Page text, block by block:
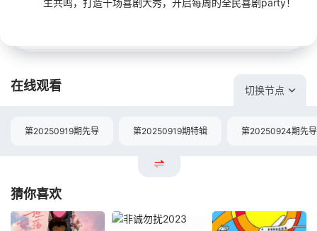
在线观看 切换节点
第20250919期先导 第20250919期特辑 第20250924期先
猜你喜欢